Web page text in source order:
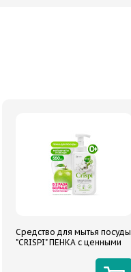
Средство для мытья посуды
"CRISPI" ПЕНКА с ценными